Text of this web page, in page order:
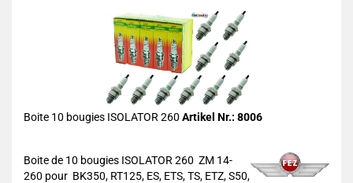
Boite 10 bougies ISOLATOR 260 Artikel Nr.: 8006
Boite de 10 bougies ISOLATOR 260 ZM 14-
260 pour BK350, RT125, ES, ETS, TS, ETZ, S50,